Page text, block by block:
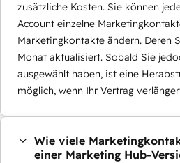
zusätzliche Kosten. Sie können
Account einzelne
Marketingkontakte ändern. Deren
Monat aktualisiert. Sobald Sie
ausgewählt haben, ist eine
möglich, wenn Ihr Vertrag
Wie viele
einer Marketing Hub-